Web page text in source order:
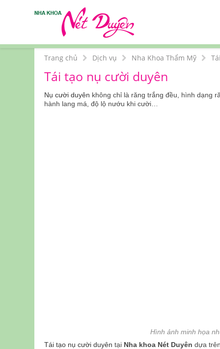
Trang chủ Dịch vụ Nha Khoa Thẩm Mỹ
Tái tạo nụ cười duyên
Nụ cười duyên không chỉ là răng trắng đều, hình dạng
hành lang má, độ lộ nướu khi cười…
Hình ảnh minh họa
Tái tạo nụ cười duyên tại Nha khoa Nét Duyên dựa